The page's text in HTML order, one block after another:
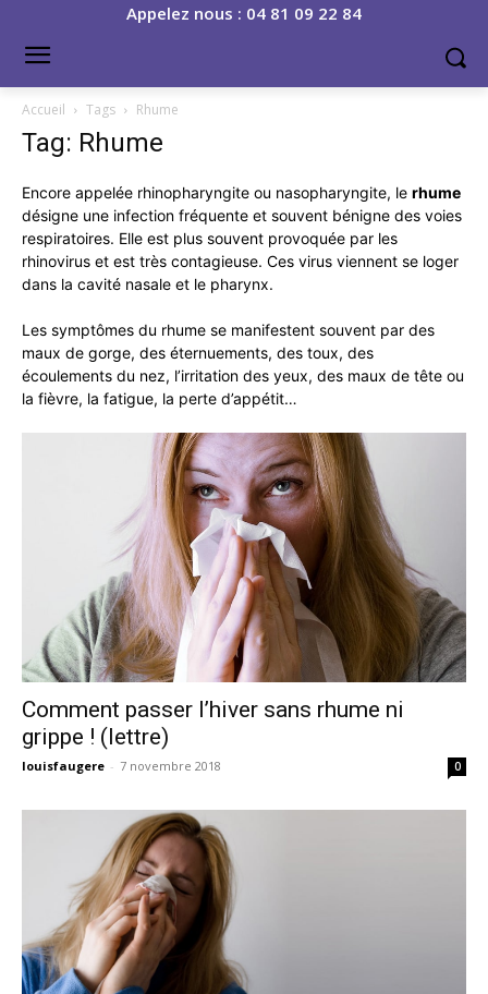
Appelez nous : 04 81 09 22 84
Accueil Tags Rhume
Tag: Rhume
Encore appelée rhinopharyngite ou nasopharyngite, le rhume
désigne une infection fréquente et souvent bénigne des voies
respiratoires. Elle est plus souvent provoquée par les
rhinovirus et est très contagieuse. Ces virus viennent se loger
dans la cavité nasale et le pharynx.
Les symptômes du rhume se manifestent souvent par des
maux de gorge, des éternuements, des toux, des
écoulements du nez, l’irritation des yeux, des maux de tête ou
la fièvre, la fatigue, la perte d’appétit…
Comment passer l’hiver sans rhume ni
grippe ! (lettre)
louisfaugere - 7 novembre 2018 0